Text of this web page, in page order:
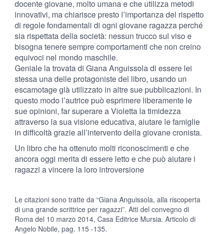
docente giovane, molto umana e che utilizza metodi
innovativi, ma chiarisce presto l’importanza del rispetto
di regole fondamentali di ogni giovane ragazza perché
sia rispettata della società: nessun trucco sul viso e
bisogna tenere sempre comportamenti che non creino
equivoci nel mondo maschile.
Geniale la trovata di Giana Anguissola di essere lei
stessa una delle protagoniste del libro, usando un
escamotage già utilizzato in altre sue pubblicazioni. In
questo modo l’autrice può esprimere liberamente le
sue opinioni, far superare a Violetta la timidezza
attraverso la sua visione educativa, aiutare le famiglie
in difficoltà grazie all’intervento della giovane cronista.
Un libro che ha ottenuto molti riconoscimenti e che
ancora oggi merita di essere letto e che può aiutare i
ragazzi a vincere la loro introversione
Le citazioni sono tratte da “Giana Anguissola, alla riscoperta
di una grande scrittrice per ragazzi”. Atti del convegno di
Roma del 10 marzo 2014, Casa Editrice Mursia. Articolo di
Angelo Nobile, pag. 115 -135.